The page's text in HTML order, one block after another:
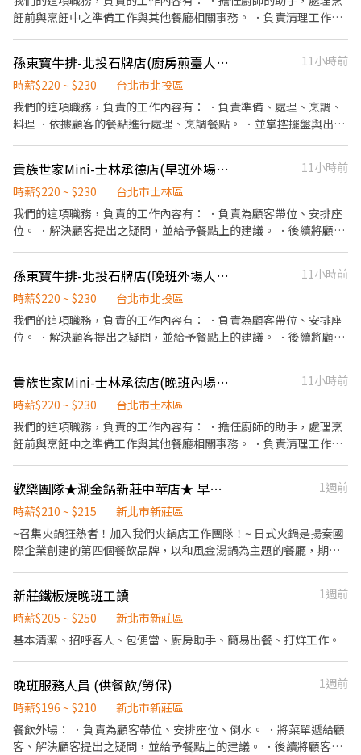
飪前與烹飪中之準備工作與其他餐廳相關事務。 ．負責清理工作環
餐具。 ．餐具擦乾或烘乾後排列整齊。 ．負責工作區域的清潔。
孫東寶牛排-北投石牌店(廚房煎臺人員)
11小時前
時薪$220 ~ $230
台北市北投區
我們的這項職務，負責的工作內容有： ．負責準備、處理、烹調、
料理 ．依據顧客的餐點進行處理、烹調餐點。 ．並掌控擺盤與出餐
貴族世家Mini-士林承德店(早班外場人員)
11小時前
時薪$220 ~ $230
台北市士林區
我們的這項職務，負責的工作內容有： ．負責為顧客帶位、安排座
位。 ．解決顧客提出之疑問，並給予餐點上的建議。 ．後續將顧客
孫東寶牛排-北投石牌店(晚班外場人員)
11小時前
時薪$220 ~ $230
台北市北投區
我們的這項職務，負責的工作內容有： ．負責為顧客帶位、安排座
位。 ．解決顧客提出之疑問，並給予餐點上的建議。 ．後續將顧客
貴族世家Mini-士林承德店(晚班內場人員)
11小時前
時薪$220 ~ $230
台北市士林區
我們的這項職務，負責的工作內容有： ．擔任廚師的助手，處理烹
飪前與烹飪中之準備工作與其他餐廳相關事務。 ．負責清理工作環
歡樂團隊★涮金鍋新莊中華店★ 早晚班兼職
1週前
時薪$210 ~ $215
新北市新莊區
~召集火鍋狂熱者！加入我們火鍋店工作團隊！~ 日式火鍋是揚秦國
際企業創建的第四個餐飲品牌，以和風金湯鍋為主題的餐廳，期望
方法 #學習如何營運火鍋店的流程，原物料訂貨、盤點、庫存管理 #
與團隊成員合作，瞭解內場團隊的運作流程，學習協調和溝通，確
保菜品的供應和品質 排班區間10:00-17:00/19:00-24:30/18:30-
新莊鐵板燒晚班工讀
1週前
時薪$205 ~ $250
新北市新莊區
基本清潔、招呼客人、包便當、廚房助手、簡易出餐、打烊工作。
晚班服務人員 (供餐飲/勞保)
1週前
時薪$196 ~ $210
新北市新莊區
餐飲外場： ．負責為顧客帶位、安排座位、倒水。 ．將菜單遞給顧
客、解決顧客提出之疑問，並給予餐點上的建議。 ．後續將顧客點